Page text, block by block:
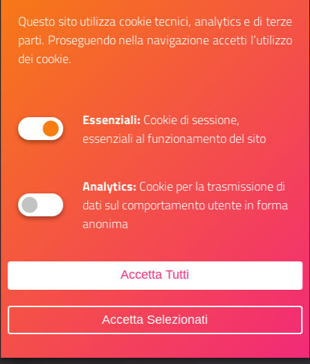
Questo sito utilizza cookie tecnici, analytics e di terze
parti. Proseguendo nella navigazione accetti l’utilizzo
dei cookie.
Essenziali:Cookie di sessione,
essenziali al funzionamento del sito
Analytics:Cookie per la trasmissione di
dati sul comportamento utente in forma
anonima
Accetta Tutti
Accetta Selezionati